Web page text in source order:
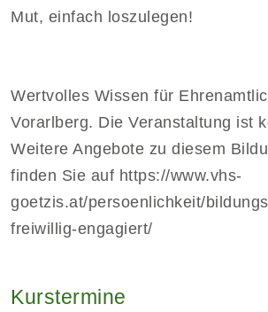
Mut, einfach loszulegen!
Wertvolles Wissen für
Vorarlberg. Die Veranstaltung ist
Weitere Angebote zu diesem
finden Sie auf https://www.vhs-
goetzis.at/persoenlichkeit/
freiwillig-engagiert/
Kurstermine